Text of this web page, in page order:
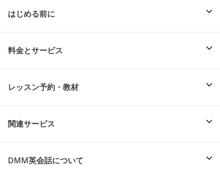
はじめる前に
料金とサービス
レッスン予約・教材
関連サービス
DMM英会話について